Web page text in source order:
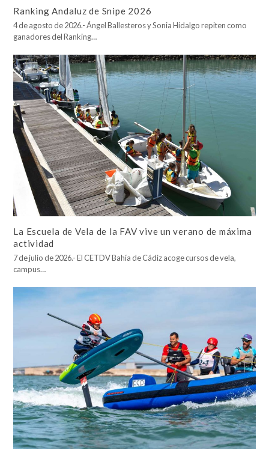
Ranking Andaluz de Snipe 2026
4 de agosto de 2026.- Ángel Ballesteros y Sonia Hidalgo repiten como
ganadores del Ranking…
La Escuela de Vela de la FAV vive un verano de máxima
actividad
7 de julio de 2026.- El CETDV Bahía de Cádiz acoge cursos de vela,
campus…